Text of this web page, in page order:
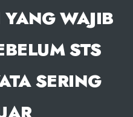
YANG WAJIB
STS
SERING